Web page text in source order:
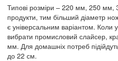
Типові розміри – 220 мм, 250 мм,
продукти, тим більший діаметр
є універсальним варіантом. Коли
вибрати промисловий слайсер,
мм. Для домашніх потреб
до 22 см.